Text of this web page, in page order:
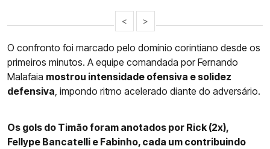
< >
O confronto foi marcado pelo domínio corintiano desde os
primeiros minutos. A equipe comandada por Fernando
Malafaia mostrou intensidade ofensiva e solidez
defensiva , impondo ritmo acelerado diante do adversário.
Os gols do Timão foram anotados por Rick (2x),
Fellype Bancatelli e Fabinho, cada um contribuindo